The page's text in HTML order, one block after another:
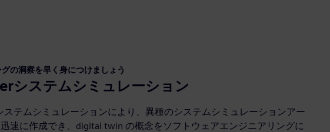
の洞察を早く身につけましょう
システムシミュレーション
ステムシミュレーションにより、異種のシステムシミュレーションアー
速に作成でき、digital twin の概念をソフトウェアエンジニアリングに